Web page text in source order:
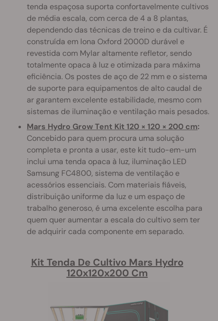
tenda espaçosa suporta confortavelmente cultivos
de média escala, com cerca de 4 a 8 plantas,
dependendo das técnicas de treino e da cultivar. É
construída em lona Oxford 2000D durável e
revestida com Mylar altamente refletor, sendo
totalmente opaca à luz e otimizada para máxima
eficiência. Os postes de aço de 22 mm e o sistema
de suporte para equipamentos de alto caudal de
ar garantem excelente estabilidade, mesmo com
sistemas de iluminação e ventilação mais pesados.
Mars Hydro Grow Tent Kit 120 × 120 × 200 cm:
Concebido para quem procura uma solução
completa e pronta a usar, este kit tudo-em-um
inclui uma tenda opaca à luz, iluminação LED
Samsung FC4800, sistema de ventilação e
acessórios essenciais. Com materiais fiáveis,
distribuição uniforme da luz e um espaço de
trabalho generoso, é uma excelente escolha para
quem quer aumentar a escala do cultivo sem ter
de adquirir cada componente em separado.
Kit Tenda De Cultivo Mars Hydro
120x120x200 Cm